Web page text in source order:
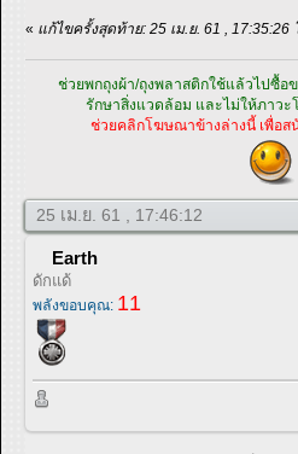
« แก้ไขครั้งสุดท้าย: 25 เม.ย. 61 , 17:35:26
ช่วยพกถุงผ้า/ถุงพลาสติกใช้แล้วไปซื้อ
รักษาสิ่งแวดล้อม และไม่ให้ภาวะ
ช่วยคลิกโฆษณาข้างล่างนี้ เพื่อส
25 เม.ย. 61 , 17:46:12
Earth
ดักแด้
พลังขอบคุณ: 11